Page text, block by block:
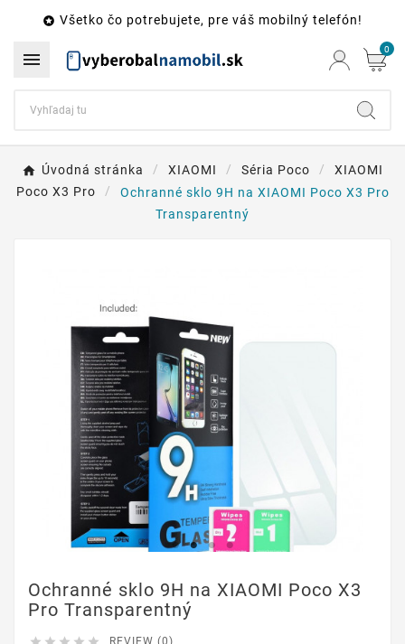
 Všetko čo potrebujete, pre váš mobilný telefón!
 0
Úvodná stránka XIAOMI Séria Poco
XIAOMI
Poco X3 Pro
Ochranné sklo 9H na XIAOMI Poco X3 Pro
Transparentný
Ochranné sklo 9H na XIAOMI Poco X3
Pro Transparentný
REVIEW (0)